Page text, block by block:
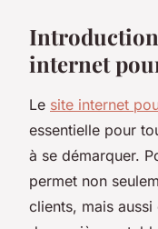
Introduction
internet
Le site internet
essentielle pour
à se démarquer.
permet non
clients, mais